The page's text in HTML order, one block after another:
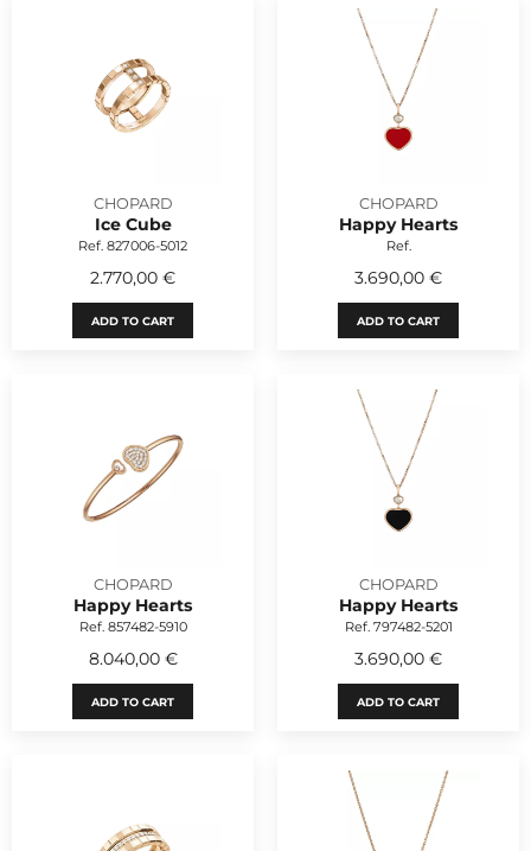
CHOPARD
Ice Cube
Ref. 827006-5012
2.770,00 €
ADD TO CART
CHOPARD
Happy Hearts
Ref.
3.690,00 €
ADD TO CART
CHOPARD
Happy Hearts
Ref. 857482-5910
8.040,00 €
ADD TO CART
CHOPARD
Happy Hearts
Ref. 797482-5201
3.690,00 €
ADD TO CART